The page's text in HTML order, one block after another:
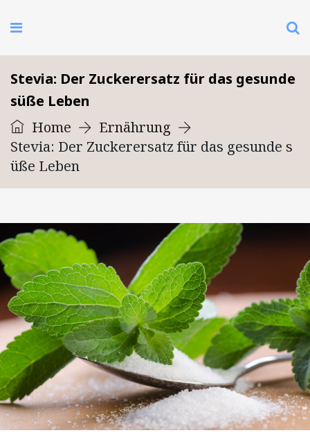
Stevia: Der Zuckerersatz für das gesunde
süße Leben
Home
Ernährung
Stevia: Der Zuckerersatz für das gesunde s
üße Leben